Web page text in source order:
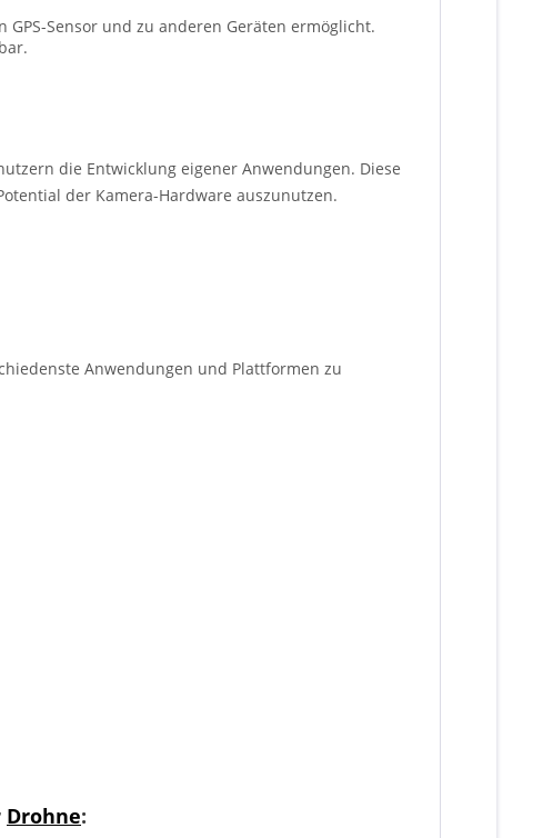
Sensor und zu anderen Geräten ermöglicht.
die Entwicklung eigener Anwendungen. Diese
der Kamera-Hardware auszunutzen.
Anwendungen und Plattformen zu
Drohne: